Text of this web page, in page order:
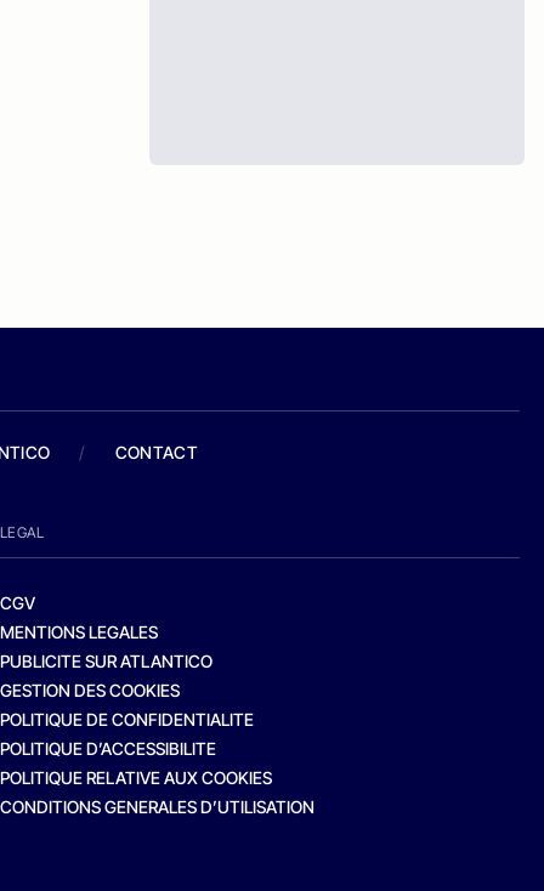
/ CONTACT
LEGAL
CGV
MENTIONS LEGALES
PUBLICITE SUR ATLANTICO
GESTION DES COOKIES
POLITIQUE DE CONFIDENTIALITE
POLITIQUE D’ACCESSIBILITE
POLITIQUE RELATIVE AUX COOKIES
CONDITIONS GENERALES D’UTILISATION